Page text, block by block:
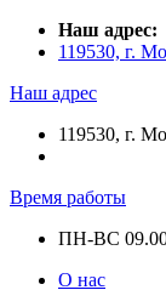
Наш адрес:
119530, г.
Наш адрес
119530, г.
Время работы
ПН-ВС
О нас